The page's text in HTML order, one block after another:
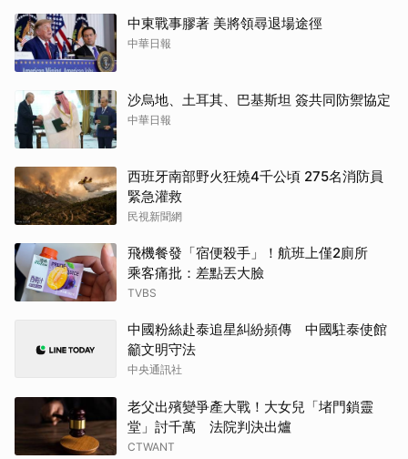
中東戰事膠著 美將領尋退場途徑
中華日報
沙烏地、土耳其、巴基斯坦 簽共同防禦協定
中華日報
西班牙南部野火狂燒4千公頃 275名消防員
緊急灌救
民視新聞網
飛機餐發「宿便殺手」！航班上僅2廁所
乘客痛批：差點丟大臉
TVBS
中國粉絲赴泰追星糾紛頻傳 中國駐泰使館
籲文明守法
中央通訊社
老父出殯變爭產大戰！大女兒「堵門鎖靈
堂」討千萬 法院判決出爐
CTWANT